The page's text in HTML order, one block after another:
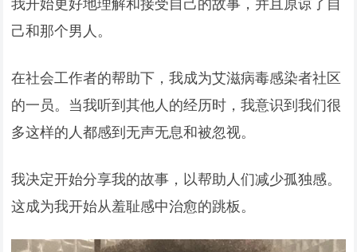
己和那个男人。
在社会工作者的帮助下，我成为艾滋病毒感染者社区
的一员。当我听到其他人的经历时，我意识到我们很
多这样的人都感到无声无息和被忽视。
我决定开始分享我的故事，以帮助人们减少孤独感。
这成为我开始从羞耻感中治愈的跳板。